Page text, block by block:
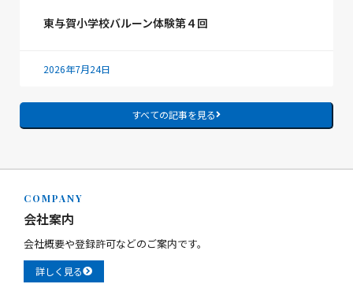
東与賀小学校バルーン体験第４回
2026年7月24日
すべての記事を見る
COMPANY
会社案内
会社概要や登録許可などのご案内です。
詳しく見る